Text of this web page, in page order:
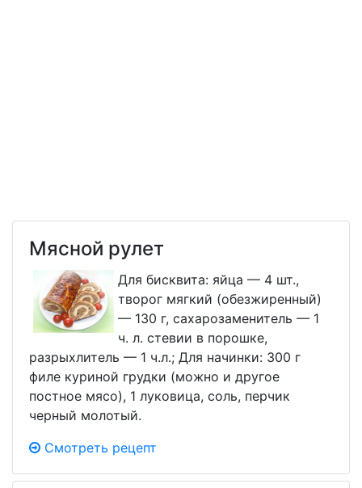
Мясной рулет
Для бисквита: яйца — 4 шт.,
творог мягкий (обезжиренный)
— 130 г, сахарозаменитель — 1
ч. л. стевии в порошке,
разрыхлитель — 1 ч.л.; Для начинки: 300 г
филе куриной грудки (можно и другое
постное мясо), 1 луковица, соль, перчик
черный молотый.
Смотреть рецепт